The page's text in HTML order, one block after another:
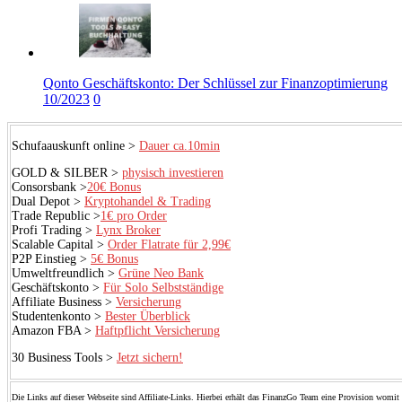
Qonto Geschäftskonto: Der Schlüssel zur Finanzoptimierung
10/2023 0
Schufaauskunft online > Dauer ca.10min
GOLD & SILBER > physisch investieren
Consorsbank >20€ Bonus
Dual Depot > Kryptohandel & Trading
Trade Republic >1€ pro Order
Profi Trading > Lynx Broker
Scalable Capital > Order Flatrate für 2,99€
P2P Einstieg > 5€ Bonus
Umweltfreundlich > Grüne Neo Bank
Geschäftskonto > Für Solo Selbstständige
Affiliate Business > Versicherung
Studentenkonto > Bester Überblick
Amazon FBA > Haftpflicht Versicherung
30 Business Tools > Jetzt sichern!
Die Links auf dieser Webseite sind Affiliate-Links. Hierbei erhält das FinanzGo Team eine Provision